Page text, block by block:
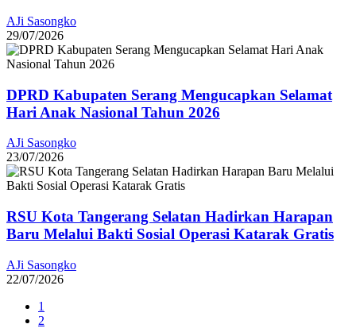
AJi Sasongko
29/07/2026
DPRD Kabupaten Serang Mengucapkan Selamat
Hari Anak Nasional Tahun 2026
AJi Sasongko
23/07/2026
RSU Kota Tangerang Selatan Hadirkan Harapan
Baru Melalui Bakti Sosial Operasi Katarak Gratis
AJi Sasongko
22/07/2026
1
2